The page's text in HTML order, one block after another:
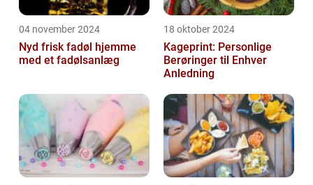
04 november 2024
Nyd frisk fadøl hjemme
med et fadølsanlæg
18 oktober 2024
Kageprint: Personlige
Berøringer til Enhver
Anledning